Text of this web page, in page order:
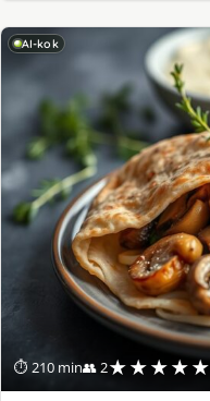
AI-kok
⏱ 210 min👥 2★★★★★